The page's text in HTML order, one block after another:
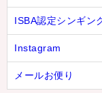
ISBA認定シンギン
Instagram
メールお便り